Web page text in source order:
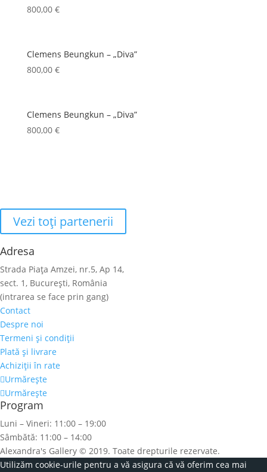
800,00 €
Clemens Beungkun – „Diva”
800,00 €
Clemens Beungkun – „Diva”
800,00 €
Vezi toţi partenerii
Adresa
Strada Piaţa Amzei, nr.5, Ap 14,
sect. 1, Bucureşti, România
(intrarea se face prin gang)
Contact
Despre noi
Termeni şi condiţii
Plată şi livrare
Achiziţii în rate
Urmărește
Urmărește
Program
Luni – Vineri: 11:00 – 19:00
Sâmbătă: 11:00 – 14:00
Alexandra's Gallery © 2019. Toate drepturile rezervate.
Utilizăm cookie-urile pentru a vă asigura că vă oferim cea mai